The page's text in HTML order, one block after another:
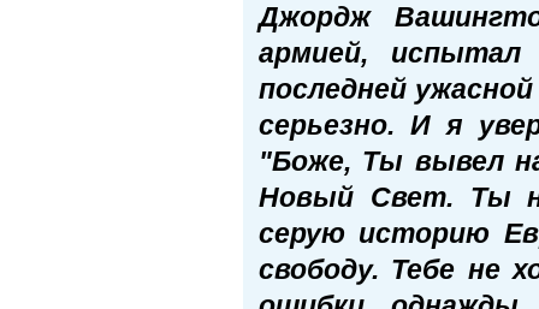
Джордж
армией, испытал
последней
серьезно. И я
"Боже, Ты вывел
Новый Свет. Ты
серую историю
свободу. Тебе не